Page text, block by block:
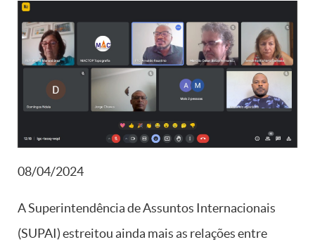
08/04/2024
A Superintendência de Assuntos Internacionais
(SUPAI) estreitou ainda mais as relações entre